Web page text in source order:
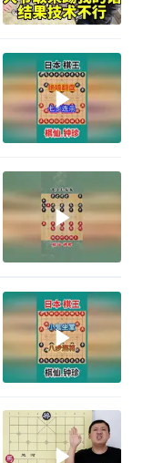
总书记关心百姓身边这些民生大事